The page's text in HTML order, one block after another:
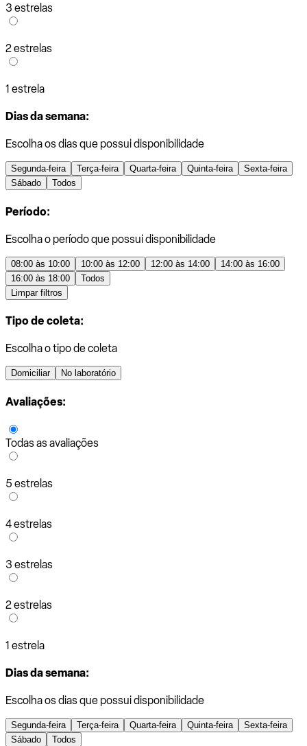
3 estrelas
2 estrelas
1 estrela
Dias da semana:
Escolha os dias que possui disponibilidade
Segunda-feira Terça-feira Quarta-feira Quinta-feira
Sexta-feira
Sábado
Todos
Período:
Escolha o período que possui disponibilidade
08:00 às 10:00 10:00 às 12:00 12:00 às 14:00
14:00 às 16:00
16:00 às 18:00
Todos
Limpar filtros
Tipo de coleta:
Escolha o tipo de coleta
Domiciliar No laboratório
Avaliações:
Todas as avaliações
5 estrelas
4 estrelas
3 estrelas
2 estrelas
1 estrela
Dias da semana:
Escolha os dias que possui disponibilidade
Segunda-feira Terça-feira Quarta-feira Quinta-feira
Sexta-feira
Sábado
Todos